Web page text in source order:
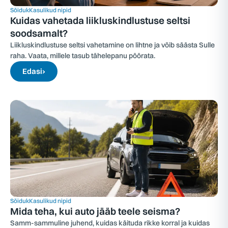
SõidukKasulikud nipid
Kuidas vahetada liikluskindlustuse seltsi
soodsamalt?
Liikluskindlustuse seltsi vahetamine on lihtne ja võib säästa Sulle
raha. Vaata, millele tasub tähelepanu pöörata.
Edasi›
SõidukKasulikud nipid
Mida teha, kui auto jääb teele seisma?
Samm-sammuline juhend, kuidas käituda rikke korral ja kuidas